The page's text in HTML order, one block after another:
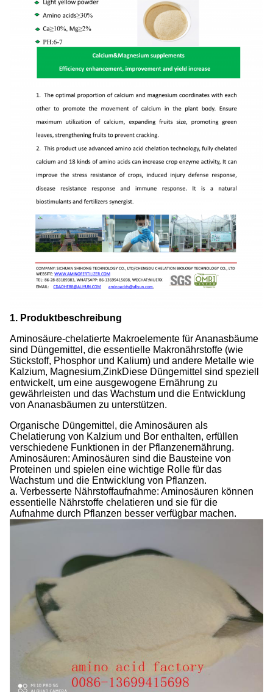
1. Produktbeschreibung
Aminosäure-chelatierte Makroelemente für Ananasbäume
sind Düngemittel, die essentielle Makronährstoffe (wie
Stickstoff, Phosphor und Kalium) und andere Metalle wie
Kalzium, Magnesium,ZinkDiese Düngemittel sind speziell
entwickelt, um eine ausgewogene Ernährung zu
gewährleisten und das Wachstum und die Entwicklung
von Ananasbäumen zu unterstützen.
Organische Düngemittel, die Aminosäuren als
Chelatierung von Kalzium und Bor enthalten, erfüllen
verschiedene Funktionen in der Pflanzenernährung.
Aminosäuren: Aminosäuren sind die Bausteine von
Proteinen und spielen eine wichtige Rolle für das
Wachstum und die Entwicklung von Pflanzen.
a. Verbesserte Nährstoffaufnahme: Aminosäuren können
essentielle Nährstoffe chelatieren und sie für die
Aufnahme durch Pflanzen besser verfügbar machen.